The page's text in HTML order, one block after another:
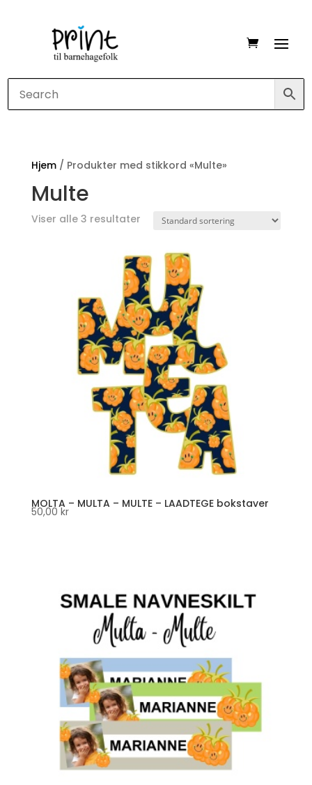
Hjem/ Produkter med stikkord «Multe»
Multe
Viser alle 3 resultater
MOLTA – MULTA – MULTE – LAADTEGE bokstaver
50,00kr